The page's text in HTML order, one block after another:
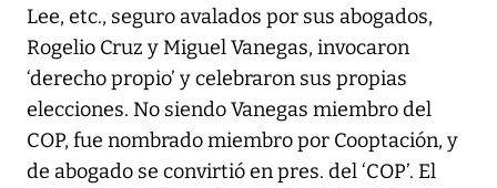
Lee, etc., seguro avalados por sus abogados,
Rogelio Cruz y Miguel Vanegas, invocaron
‘derecho propio’ y celebraron sus propias
elecciones. No siendo Vanegas miembro del
COP, fue nombrado miembro por Cooptación, y
de abogado se convirtió en pres. del ‘COP’. El